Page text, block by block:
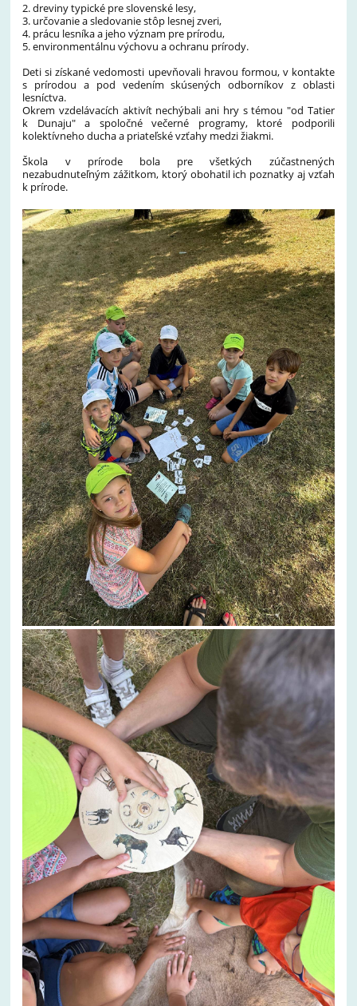
2. dreviny typické pre slovenské lesy,
3. určovanie a sledovanie stôp lesnej zveri,
4. prácu lesníka a jeho význam pre prírodu,
5. environmentálnu výchovu a ochranu prírody.
Deti si získané vedomosti upevňovali hravou formou, v kontakte
s prírodou a pod vedením skúsených odborníkov z oblasti
lesníctva.
Okrem vzdelávacích aktivít nechýbali ani hry s témou "od Tatier
k Dunaju" a spoločné večerné programy, ktoré podporili
kolektívneho ducha a priateľské vzťahy medzi žiakmi.
Škola v prírode bola pre všetkých zúčastnených
nezabudnuteľným zážitkom, ktorý obohatil ich poznatky aj vzťah
k prírode.